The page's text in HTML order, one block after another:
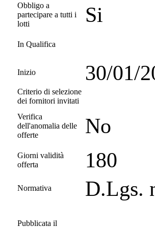
Obbligo a
partecipare a tutti i
lotti
Si
In Qualifica
Inizio 30/01/
Criterio di selezione
dei fornitori invitati
Verifica
dell'anomalia delle
offerte
No
Giorni validità
offerta
180
Normativa D.Lgs.
Pubblicata il